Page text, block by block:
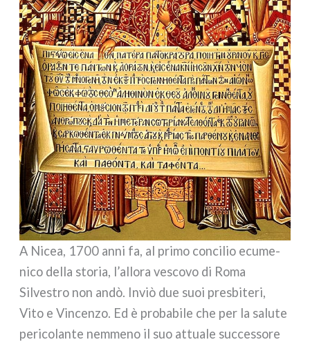
A Nicea, 1700 anni fa, al pri­mo con­ci­lio ecu­me­
ni­co del­la sto­ria, l’allora vesco­vo di Roma
Silvestro non andò. Inviò due suoi pre­sbi­te­ri,
Vito e Vincenzo. Ed è pro­ba­bi­le che per la salu­te
peri­co­lan­te nem­me­no il suo attua­le suc­ces­so­re